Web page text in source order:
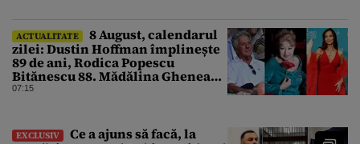
ACTUALITATE
8 August, calendarul
zilei: Dustin Hoffman împlinește
89 de ani, Rodica Popescu
Bitănescu 88. Mădălina Ghenea
face 39 de ani
07:15
EXCLUSIV
Ce a ajuns să facă, la